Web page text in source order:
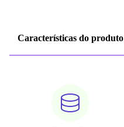
Características do produto